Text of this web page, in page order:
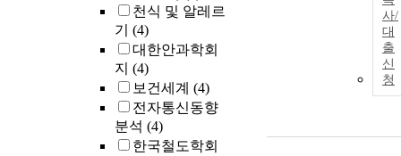
천식 및 알레르
기 (4)
대한안과학회
지 (4)
보건세계 (4)
전자통신동향
분석 (4)
한국철도학회
사/
대
출
신
청